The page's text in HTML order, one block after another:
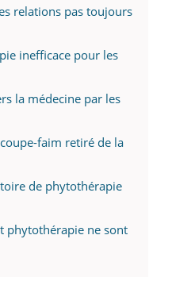
relations pas toujours
inefficace pour les
la médecine par les
faim retiré de la
de phytothérapie
phytothérapie ne sont